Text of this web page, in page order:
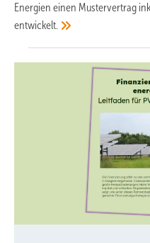
Energien einen Mustervertrag
entwickelt.